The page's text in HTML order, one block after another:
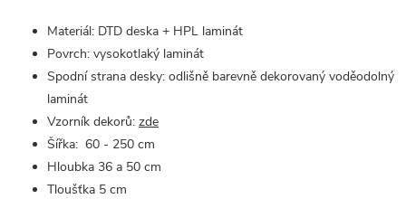
Materiál: DTD deska + HPL laminát
Povrch: vysokotlaký laminát
Spodní strana desky: odlišně barevně dekorovaný voděodolný
laminát
Vzorník dekorů: zde
Šířka: 60 - 250 cm
Hloubka 36 a 50 cm
Tloušťka 5 cm